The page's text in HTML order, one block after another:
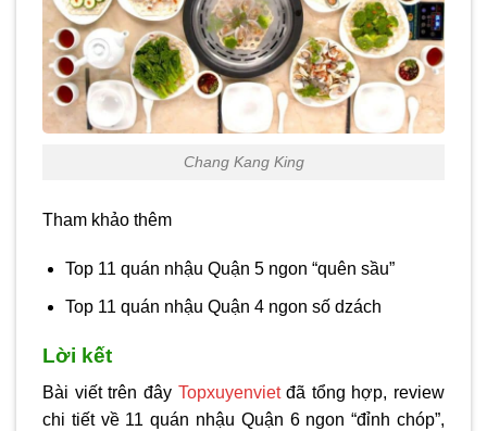
Chang Kang King
Tham khảo thêm
Top 11 quán nhậu Quận 5 ngon “quên sầu”
Top 11 quán nhậu Quận 4 ngon số dzách
Lời kết
Bài viết trên đây Topxuyenvietđã tổng hợp, review
chi tiết về 11 quán nhậu Quận 6 ngon “đỉnh chóp”,